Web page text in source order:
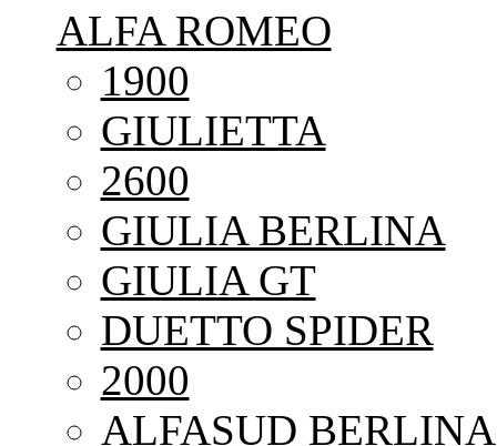
ALFA ROMEO
1900
GIULIETTA
2600
GIULIA BERLINA
GIULIA GT
DUETTO SPIDER
2000
ALFASUD BERLINA